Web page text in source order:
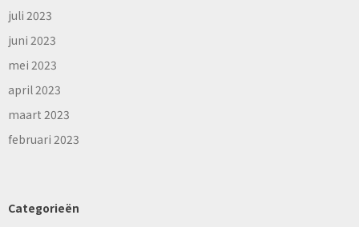
juli 2023
juni 2023
mei 2023
april 2023
maart 2023
februari 2023
Categorieën